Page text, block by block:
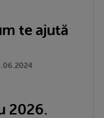
te ajută
2026.